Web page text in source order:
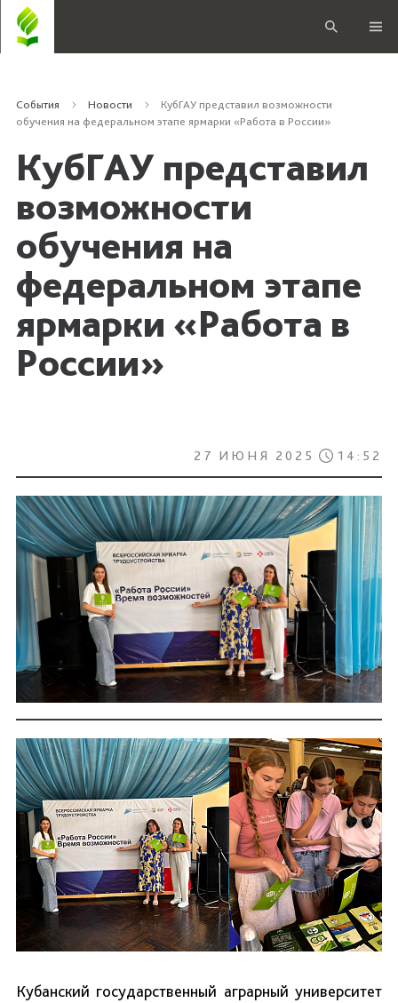
События Новости
КубГАУ представил возможности
обучения на федеральном этапе ярмарки «Работа в России»
КубГАУ представил
возможности
обучения на
федеральном этапе
ярмарки «Работа в
России»
27 ИЮНЯ 2025 14:52
Кубанский государственный аграрный университет